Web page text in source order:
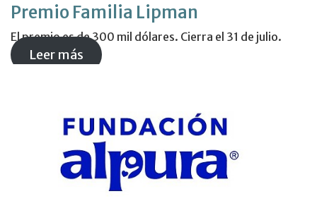
Premio Familia Lipman
El premio es de 300 mil dólares. Cierra el 31 de julio.
Leer más